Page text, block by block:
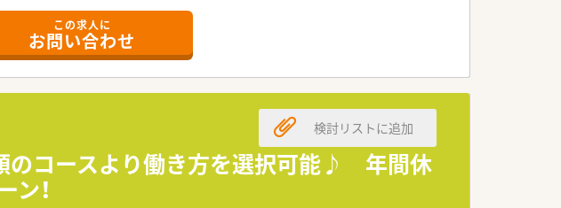
、課長職など、多彩なポジションがあります！
この求人に
お問い合わせ
のコースより働き方を選択可能♪ 年間休
！
検討リストに追加